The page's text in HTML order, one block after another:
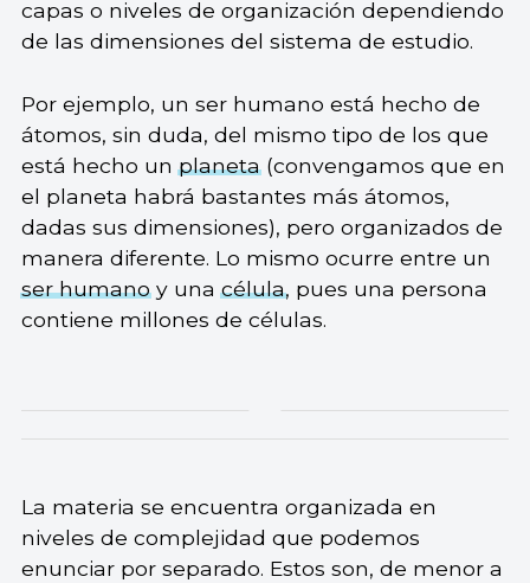
capas o niveles de organización dependiendo
de las dimensiones del sistema de estudio.
Por ejemplo, un ser humano está hecho de
átomos, sin duda, del mismo tipo de los que
está hecho unplaneta(convengamos que en
el planeta habrá bastantes más átomos,
dadas sus dimensiones), pero organizados de
manera diferente. Lo mismo ocurre entre un
ser humanoy unacélula, pues una persona
contiene millones de células.
La materia se encuentra organizada en
niveles de complejidad que podemos
enunciar por separado. Estos son, de menor a